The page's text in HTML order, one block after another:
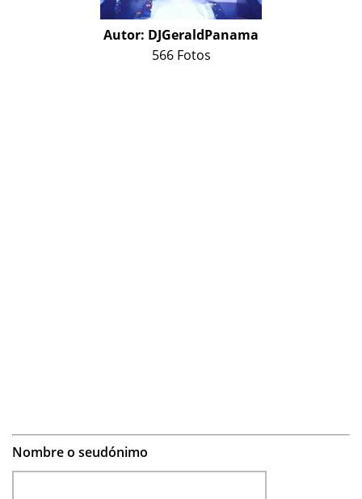
Autor: DJGeraldPanama
566 Fotos
Nombre o seudónimo